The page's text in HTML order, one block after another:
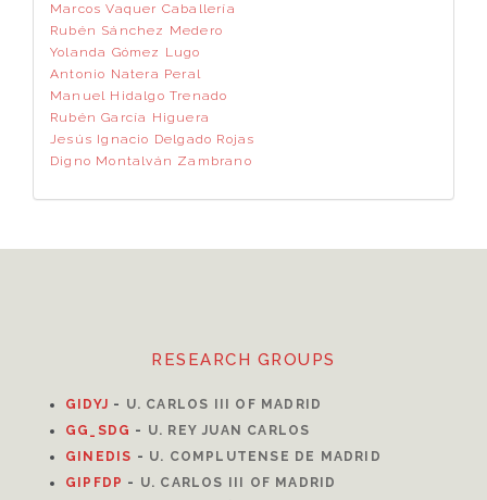
Marcos Vaquer Caballería
Rubén Sánchez Medero
Yolanda Gómez Lugo
Antonio Natera Peral
Manuel Hidalgo Trenado
Rubén García Higuera
Jesús Ignacio Delgado Rojas
Digno Montalván Zambrano
RESEARCH GROUPS
GIDYJ - U. CARLOS III OF MADRID
GG_SDG - U. REY JUAN CARLOS
GINEDIS - U. COMPLUTENSE DE MADRID
GIPFDP - U. CARLOS III OF MADRID